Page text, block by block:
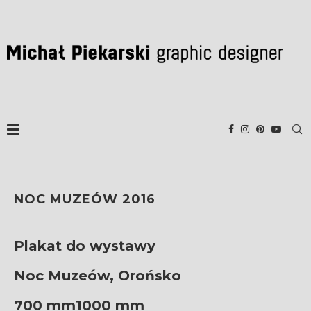
NOC MUZEÓW 2016
Plakat do wystawy
Noc Muzeów, Orońsko
700 mm1000 mm